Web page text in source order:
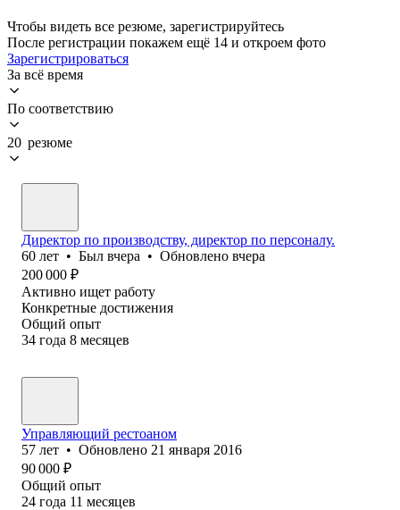
Чтобы видеть все резюме, зарегистрируйтесь
После регистрации покажем ещё 14 и откроем фото
Зарегистрироваться
За всё время
По соответствию
20 резюме
Директор по производству, директор по персоналу.
60 лет • Был вчера • Обновлено вчера
200 000 ₽
Активно ищет работу
Конкретные достижения
Общий опыт
34 года 8 месяцев
Управляющий рестоаном
57 лет • Обновлено 21 января 2016
90 000 ₽
Общий опыт
24 года 11 месяцев